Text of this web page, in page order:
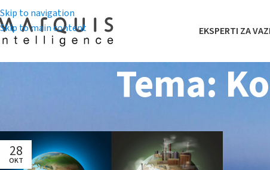
Skip to navigation
Skip to main content
EKSPERTI ZA
Tema:
28
OKT